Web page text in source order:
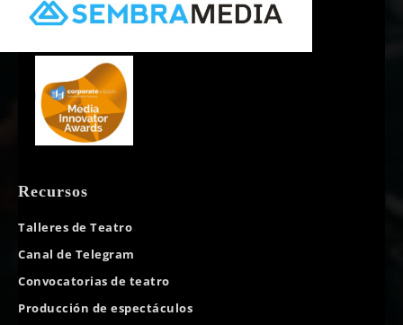
Recursos
Talleres de Teatro
Canal de Telegram
Convocatorias de teatro
Producción de espectáculos